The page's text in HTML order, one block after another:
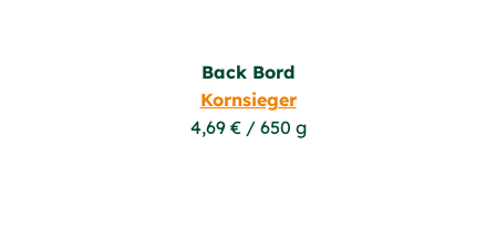
Back Bord
Kornsieger
4,69 € / 650 g